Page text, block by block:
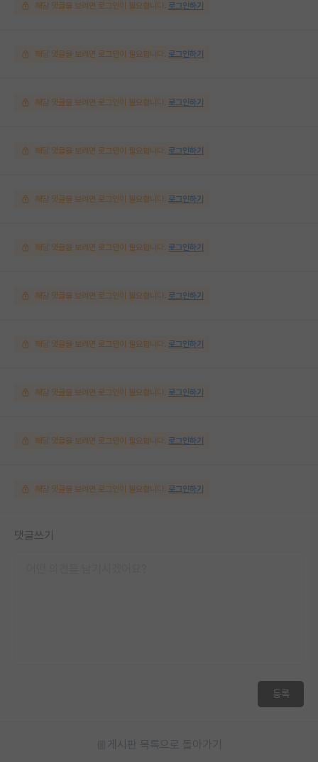
해당 댓글을 보려면 로그인이 필요합니다. 로그인하기
해당 댓글을 보려면 로그인이 필요합니다. 로그인하기
해당 댓글을 보려면 로그인이 필요합니다. 로그인하기
해당 댓글을 보려면 로그인이 필요합니다. 로그인하기
해당 댓글을 보려면 로그인이 필요합니다. 로그인하기
해당 댓글을 보려면 로그인이 필요합니다. 로그인하기
해당 댓글을 보려면 로그인이 필요합니다. 로그인하기
해당 댓글을 보려면 로그인이 필요합니다. 로그인하기
해당 댓글을 보려면 로그인이 필요합니다. 로그인하기
해당 댓글을 보려면 로그인이 필요합니다. 로그인하기
해당 댓글을 보려면 로그인이 필요합니다. 로그인하기
댓글쓰기
등록
게시판 목록으로 돌아가기